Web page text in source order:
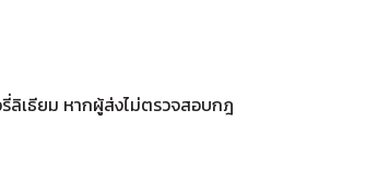
ลิเธียม หากผู้ส่งไม่ตรวจสอบกฎ